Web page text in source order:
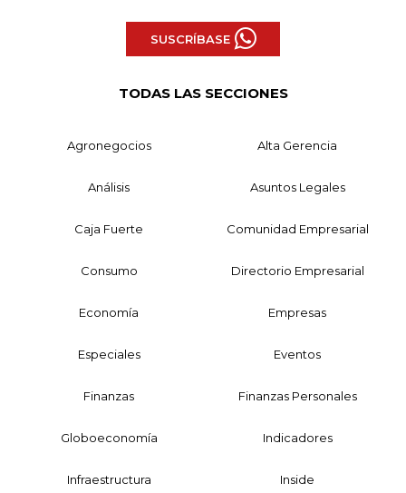
SUSCRÍBASE
TODAS LAS SECCIONES
Agronegocios Alta Gerencia
Análisis Asuntos Legales
Caja Fuerte Comunidad Empresarial
Consumo Directorio Empresarial
Economía Empresas
Especiales Eventos
Finanzas Finanzas Personales
Globoeconomía Indicadores
Infraestructura Inside